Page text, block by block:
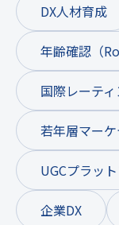
DX人材育成
年齢確認（
国際レーティ
若年層マー
UGCプラッ
企業DX